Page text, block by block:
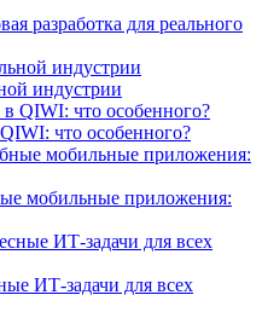
разработка для реального
индустрии
что особенного?
мобильные приложения:
ИТ-задачи для всех